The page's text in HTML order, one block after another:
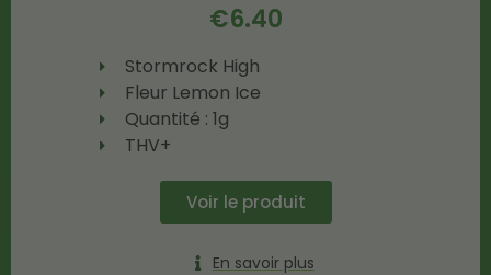
€6.40
Stormrock High
Fleur Lemon Ice
Quantité : 1g
THV+
Voir le produit
En savoir plus